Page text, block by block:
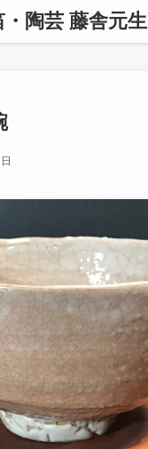
・陶芸 藤舎元生